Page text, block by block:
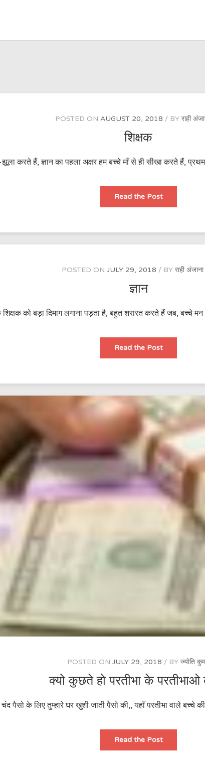
POSTED ONAUGUST 20, 2018 BYराही
शिक्षक
करते हैं, ज्ञान का पहला अक्षर हम बच्चे माँ से ही सीखा करते हैं,
Read the Postशिक्षक
POSTED ONJULY 29, 2018 BYराही अंजाना
ज्ञान
को बड़ा दिमाग लगाना पड़ता है, बहुत शरारत करते हैं जब, बच्चे
Read the Postज्ञान
POSTED ON JULY 29, 2018 BY ज्योति
क्यो कुछते हो परतीभा के परतीभाओ
पैसो के लिए तुम्हारे घर खुशी जाती पैसो की,, यहाँ परतीभा वाले
Read the Postक्यो
हो